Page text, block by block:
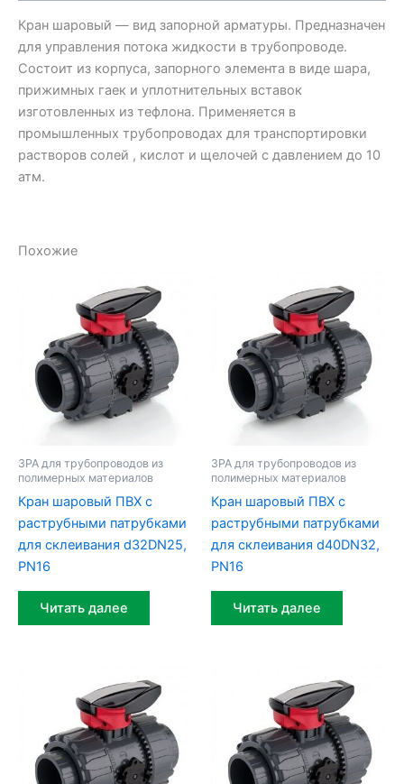
Кран шаровый — вид запорной арматуры. Предназначен
для управления потока жидкости в трубопроводе.
Состоит из корпуса, запорного элемента в виде шара,
прижимных гаек и уплотнительных вставок
изготовленных из тефлона. Применяется в
промышленных трубопроводах для транспортировки
растворов солей , кислот и щелочей с давлением до 10
атм.
Похожие
ЗРА для трубопроводов из
полимерных материалов
Кран шаровый ПВХ c
раструбными патрубками
для склеивания d32DN25,
PN16
Читать далее
ЗРА для трубопроводов из
полимерных материалов
Кран шаровый ПВХ c
раструбными патрубками
для склеивания d40DN32,
PN16
Читать далее